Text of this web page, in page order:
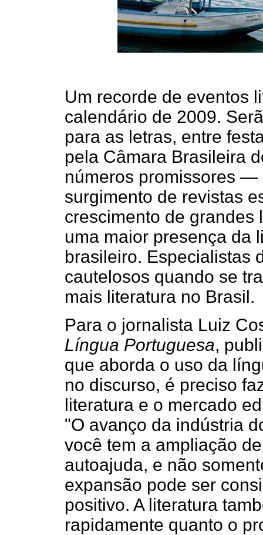
Um recorde de eventos
calendário de 2009.
para as letras, entre
pela Câmara Brasileira
números promissores —
surgimento de revistas
crescimento de
uma maior presença da
brasileiro. Especialistas
cautelosos quando se
mais literatura no Brasil.
Para o jornalista Luiz
Língua Portuguesa,
que aborda o uso da
no discurso, é preciso
literatura e o mercado
"O avanço da indústria
você tem a ampliação
autoajuda, e não
expansão pode ser
positivo. A literatura
rapidamente quanto o